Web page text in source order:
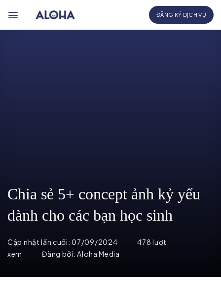
qua
ĐĂNG KÝ DỊCH VỤ
Chia sẻ 5+ concept ảnh kỷ yếu
dành cho các bạn học sinh
Cập nhật lần cuối:07/09/2024
478 lượt
xem
Đăng bởi:Aloha Media